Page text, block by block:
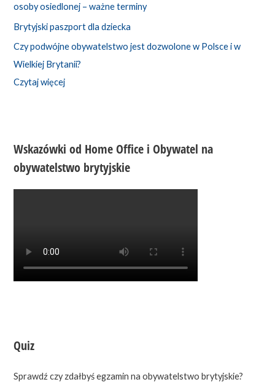
osoby osiedlonej – ważne terminy
Brytyjski paszport dla dziecka
Czy podwójne obywatelstwo jest dozwolone w Polsce i w
Wielkiej Brytanii?
Czytaj więcej
Wskazówki od Home Office i Obywatel na
obywatelstwo brytyjskie
Quiz
Sprawdź czy zdałbyś egzamin na obywatelstwo brytyjskie?